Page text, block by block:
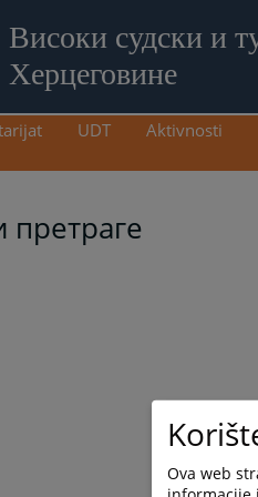
Високи судски и
Херцеговине
UDT Aktivnosti
претраге
Ova web